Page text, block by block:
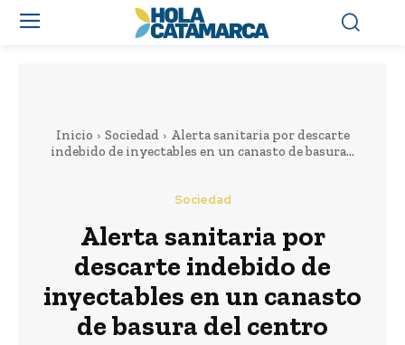
Inicio Sociedad
Alerta sanitaria por descarte
indebido de inyectables en un canasto de basura...
Sociedad
Alerta sanitaria por
descarte indebido de
inyectables en un canasto
de basura del centro